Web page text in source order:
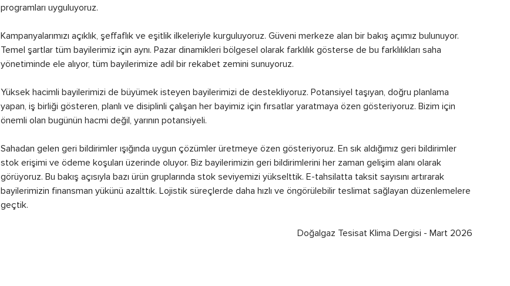
programları uyguluyoruz.
Kampanyalarımızı açıklık, şeffaflık ve eşitlik ilkeleriyle kurguluyoruz. Güveni merkeze alan bir bakış açımız bulunuyor.
Temel şartlar tüm bayilerimiz için aynı. Pazar dinamikleri bölgesel olarak farklılık gösterse de bu farklılıkları saha
yönetiminde ele alıyor, tüm bayilerimize adil bir rekabet zemini sunuyoruz.
Yüksek hacimli bayilerimizi de büyümek isteyen bayilerimizi de destekliyoruz. Potansiyel taşıyan, doğru planlama
yapan, iş birliği gösteren, planlı ve disiplinli çalışan her bayimiz için fırsatlar yaratmaya özen gösteriyoruz. Bizim için
önemli olan bugünün hacmi değil, yarının potansiyeli.
Sahadan gelen geri bildirimler ışığında uygun çözümler üretmeye özen gösteriyoruz. En sık aldığımız geri bildirimler
stok erişimi ve ödeme koşuları üzerinde oluyor. Biz bayilerimizin geri bildirimlerini her zaman gelişim alanı olarak
görüyoruz. Bu bakış açısıyla bazı ürün gruplarında stok seviyemizi yükselttik. E-tahsilatta taksit sayısını artırarak
bayilerimizin finansman yükünü azalttık. Lojistik süreçlerde daha hızlı ve öngörülebilir teslimat sağlayan düzenlemelere
geçtik.
Doğalgaz Tesisat Klima Dergisi - Mart 2026